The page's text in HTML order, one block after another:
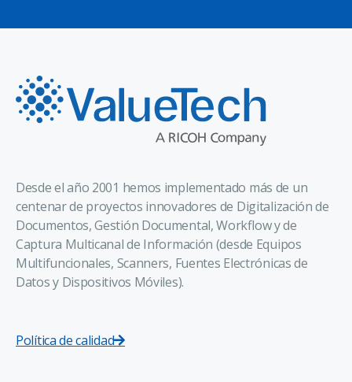
Desde el año 2001 hemos implementado más de un
centenar de proyectos innovadores de Digitalización de
Documentos, Gestión Documental, Workflow y de
Captura Multicanal de Información (desde Equipos
Multifuncionales, Scanners, Fuentes Electrónicas de
Datos y Dispositivos Móviles).
Política de calidad